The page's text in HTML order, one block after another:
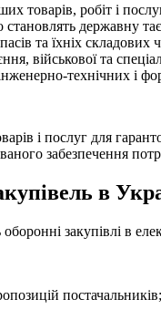
товарів, робіт і
становлять державну
та їхніх складових
військової та
технічних і
і послуг для
забезпечення
в
закупівлі в
постачальників;